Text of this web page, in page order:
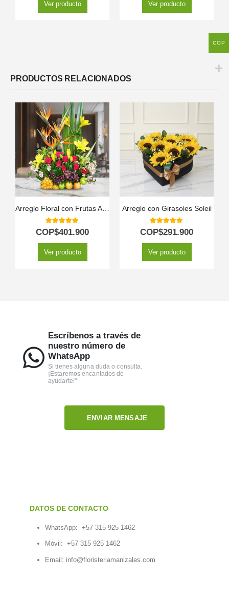
Ver producto Ver producto
PRODUCTOS RELACIONADOS
Arreglo Floral con Frutas Akebia
5.00out of 5
COP$401.900
Ver producto
Arreglo con Girasoles Soleil
5.00out of 5
COP$291.900
Ver producto
Escríbenos a través de
nuestro número de
WhatsApp
Si tienes alguna duda o consulta.
¡Estaremos encantados de
ayudarte!"
ENVIAR MENSAJE
DATOS DE CONTACTO
WhatsApp: +57 315 925 1462
Móvil: +57 315 925 1462
Email: info@floristeriamanizales.com
COP